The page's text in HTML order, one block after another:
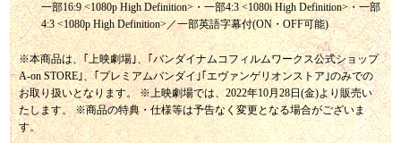
一部16:9 <1080p High Definition>・一部4:3 <1080i High Definition>・一部
4:3 <1080p High Definition>／一部英語字幕付(ON・OFF可能)
※本商品は、｢上映劇場｣、｢バンダイナムコフィルムワークス公式ショップ
A-on STORE｣、｢プレミアムバンダイ｣｢エヴァンゲリオンストア｣のみでの
お取り扱いとなります。 ※上映劇場では、2022年10月28日(金)より販売い
たします。 ※商品の特典・仕様等は予告なく変更となる場合がございま
す。